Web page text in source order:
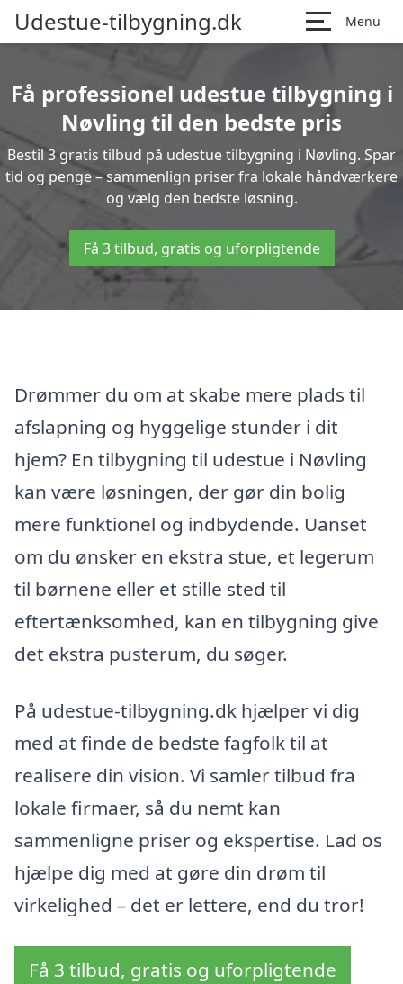
Udestue-tilbygning.dk Menu
Få professionel udestue tilbygning i
Nøvling til den bedste pris
Bestil 3 gratis tilbud på udestue tilbygning i Nøvling. Spar
tid og penge – sammenlign priser fra lokale håndværkere
og vælg den bedste løsning.
Få 3 tilbud, gratis og uforpligtende
Drømmer du om at skabe mere plads til
afslapning og hyggelige stunder i dit
hjem? En tilbygning til udestue i Nøvling
kan være løsningen, der gør din bolig
mere funktionel og indbydende. Uanset
om du ønsker en ekstra stue, et legerum
til børnene eller et stille sted til
eftertænksomhed, kan en tilbygning give
det ekstra pusterum, du søger.
På udestue-tilbygning.dk hjælper vi dig
med at finde de bedste fagfolk til at
realisere din vision. Vi samler tilbud fra
lokale firmaer, så du nemt kan
sammenligne priser og ekspertise. Lad os
hjælpe dig med at gøre din drøm til
virkelighed – det er lettere, end du tror!
Få 3 tilbud, gratis og uforpligtende